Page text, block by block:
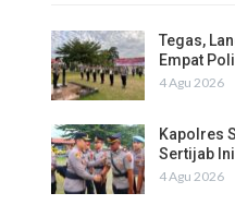
Tegas,
Empat
4 Agu 2026
Kapolres
Sertijab
4 Agu 2026